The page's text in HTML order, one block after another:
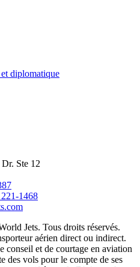
diplomatique
Ste 12
1468
Jets. Tous droits réservés.
aérien direct ou indirect.
conseil et de courtage en aviation
des vols pour le compte de ses